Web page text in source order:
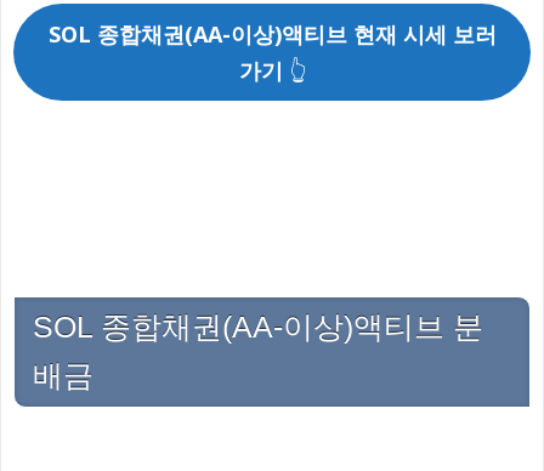
SOL 종합채권(AA-이상)액티브 현재 시세 보러
가기 👆
SOL 종합채권(AA-이상)액티브 분
배금